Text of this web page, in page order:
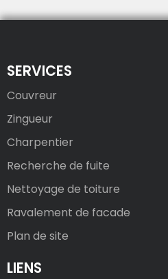
SERVICES
Couvreur
Zingueur
Charpentier
Recherche de fuite
Nettoyage de toiture
Ravalement de facade
Plan de site
LIENS